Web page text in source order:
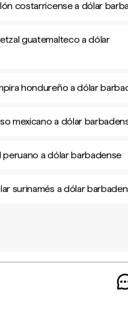
costarricense a dólar
guatemalteco a dólar
hondureño a dólar
mexicano a dólar
a dólar barbadense
surinamés a dólar